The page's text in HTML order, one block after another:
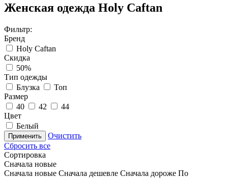
Женская одежда Holy Caftan
Фильтр:
Бренд
Holy Caftan
Скидка
50%
Тип одежды
Блузка
Топ
Размер
40
42
44
Цвет
Белый
Применить
Очистить
Сбросить все
Сортировка
Сначала новые
Сначала новые Сначала дешевле Сначала дороже По